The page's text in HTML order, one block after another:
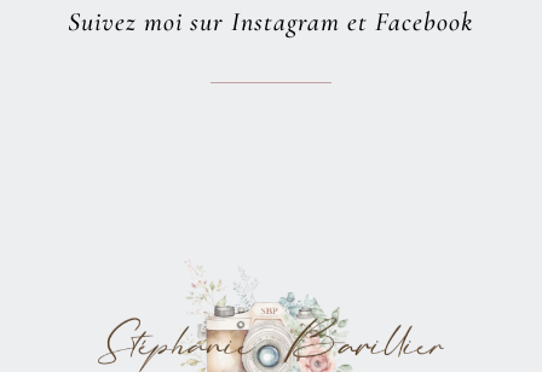
Suivez moi sur Instagram et Facebook